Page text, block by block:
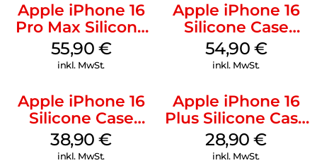
Apple iPhone 16
Pro Max Silicone
Case MagSafe
Stone Gray
55,90 €
inkl. MwSt.
Apple iPhone 16
Silicone Case
MagSafe Black
54,90 €
inkl. MwSt.
Apple iPhone 16
Silicone Case
MagSafe
Ultramarine
38,90€
inkl. MwSt.
Apple iPhone 16
Plus Silicone Case
MagSafe Black
28,90€
inkl. MwSt.